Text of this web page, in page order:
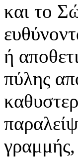
και το
ή
πύλης